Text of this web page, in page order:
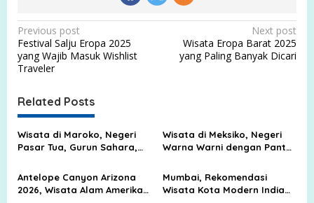
P
o
s
t
n
a
v
i
g
Previous post
Festival Salju Eropa 2025
yang Wajib Masuk Wishlist
Traveler
Next post
Wisata Eropa Barat 2025
yang Paling Banyak Dicari
Related Posts
Wisata di Maroko, Negeri
Pasar Tua, Gurun Sahara,
Wisata di Meksiko, Negeri
Warna Warni dengan Pantai
Peradaban Kuno
Antelope Canyon Arizona
2026, Wisata Alam Amerika
Mumbai, Rekomendasi
Wisata Kota Modern India